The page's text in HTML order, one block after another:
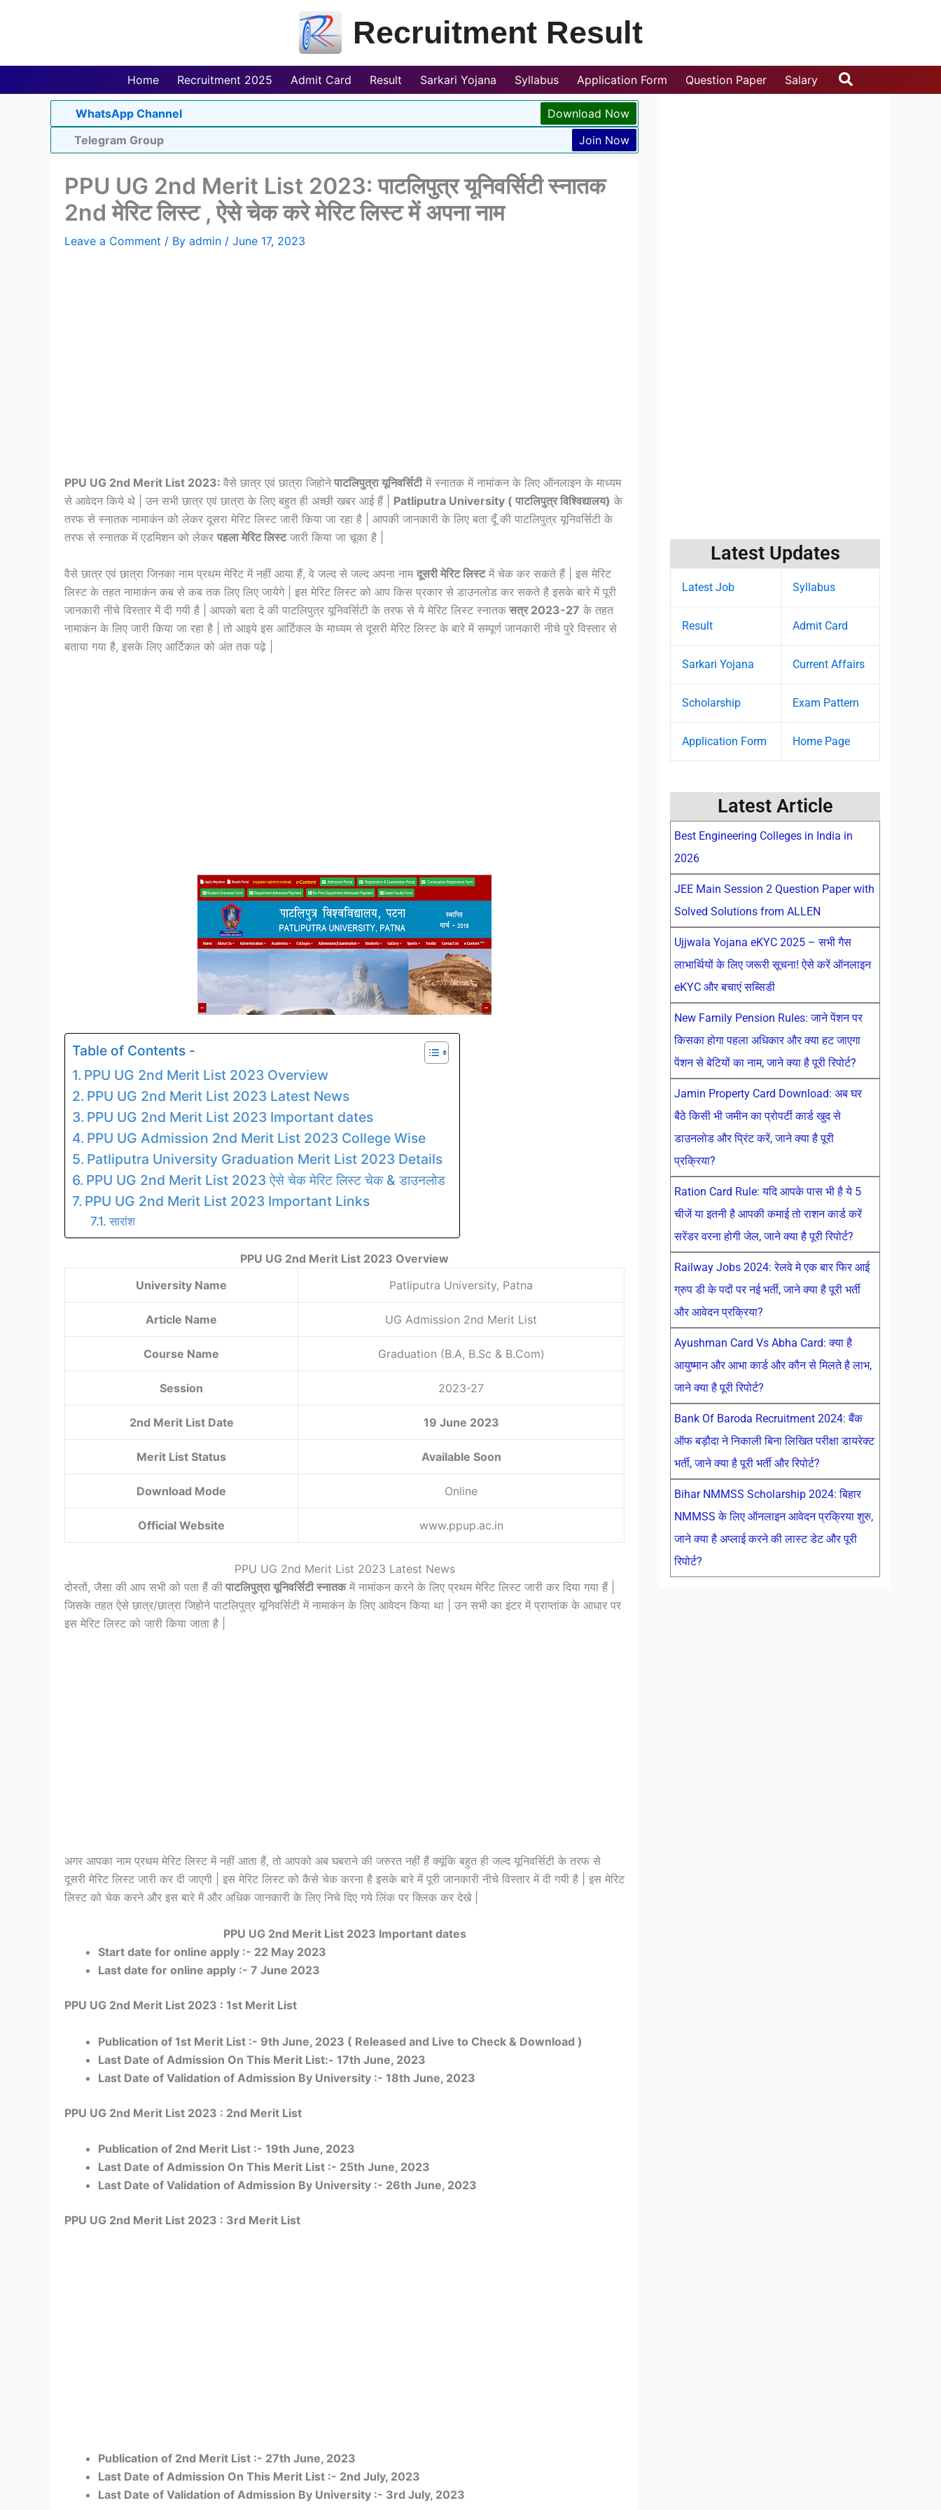
Recruitment Result
Home Recruitment 2025 Admit Card Result Sarkari Yojana Syllabus Application Form Question Paper Salary Search
WhatsApp Channel
Download Now
Telegram Group
Join Now
PPU UG 2nd Merit List 2023: पाटलिपुत्र यूनिवर्सिटी स्नातक
2nd मेरिट लिस्ट , ऐसे चेक करे मेरिट लिस्ट में अपना नाम
Leave a Comment / By admin / June 17, 2023
PPU UG 2nd Merit List 2023: वैसे छात्र एवं छात्रा जिहोनेपाटलिपुत्रा यूनिवर्सिटीमें स्नातक में नामांकन के लिए ऑनलाइन के माध्यम
से आवेदन किये थे | उन सभी छात्र एवं छात्रा के लिए बहुत ही अच्छी खबर आई हैं | Patliputra University ( पाटलिपुत्र विश्विद्यालय) के
तरफ से स्नातक नामाकंन को लेकर दूसरा मेरिट लिस्ट जारी किया जा रहा है | आपकी जानकारी के लिए बता दूँ की पाटलिपुत्र यूनिवर्सिटी के
तरफ से स्नातक में एडमिशन को लेकर पहला मेरिट लिस्टजारी किया जा चूका है |
वैसे छात्र एवं छात्रा जिनका नाम प्रथम मेरिट में नहीं आया हैं, वे जल्द से जल्द अपना नाम दूसरी मेरिट लिस्टमें चेक कर सकते हैं | इस मेरिट
लिस्ट के तहत नामाकंन कब से कब तक लिए लिए जायेगे | इस मेरिट लिस्ट को आप किस प्रकार से डाउनलोड कर सकते है इसके बारे में पूरी
जानकारी नीचे विस्तार में दी गयी है | आपको बता दे की पाटलिपुत्र यूनिवर्सिटी के तरफ से ये मेरिट लिस्ट स्नातक सत्र 2023-27 के तहत
नामाकंन के लिए जारी किया जा रहा है | तो आइये इस आर्टिकल के माध्यम से दूसरी मेरिट लिस्ट के बारे में सम्पूर्ण जानकारी नीचे पुरे विस्तार से
बताया गया है, इसके लिए आर्टिकल को अंत तक पढ़े |
Table of Contents -
PPU UG 2nd Merit List 2023 Overview
PPU UG 2nd Merit List 2023 Latest News
PPU UG 2nd Merit List 2023 Important dates
PPU UG Admission 2nd Merit List 2023 College Wise
Patliputra University Graduation Merit List 2023 Details
PPU UG 2nd Merit List 2023 ऐसे चेक मेरिट लिस्ट चेक & डाउनलोड
PPU UG 2nd Merit List 2023 Important Links
सारांश
PPU UG 2nd Merit List 2023 Overview
University Name
Patliputra University, Patna
Article Name UG Admission 2nd Merit List
Course Name Graduation (B.A, B.Sc & B.Com)
Session 2023-27
2nd Merit List Date 19 June 2023
Merit List Status Available Soon
Download Mode Online
Official Website www.ppup.ac.in
PPU UG 2nd Merit List 2023 Latest News
दोस्तों, जैसा की आप सभी को पता हैं की पाटलिपुत्रा यूनिवर्सिटी स्नातकमें नामांकन करने के लिए प्रथम मेरिट लिस्ट जारी कर दिया गया हैं |
जिसके तहत ऐसे छात्र/छात्रा जिहोने पाटलिपुत्र यूनिवर्सिटी में नामाकंन के लिए आवेदन किया था | उन सभी का इंटर में प्राप्तांक के आधार पर
इस मेरिट लिस्ट को जारी किया जाता है |
अगर आपका नाम प्रथम मेरिट लिस्ट में नहीं आता हैं, तो आपको अब घबराने की जरुरत नहीं हैं क्यूंकि बहुत ही जल्द यूनिवर्सिटी के तरफ से
दूसरी मेरिट लिस्ट जारी कर दी जाएगी | इस मेरिट लिस्ट को कैसे चेक करना है इसके बारे में पूरी जानकारी नीचे विस्तार में दी गयी है | इस मेरिट
लिस्ट को चेक करने और इस बारे में और अधिक जानकारी के लिए निचे दिए गये लिंक पर क्लिक कर देखे |
PPU UG 2nd Merit List 2023 Important dates
Start date for online apply :- 22 May 2023
Last date for online apply :- 7 June 2023
PPU UG 2nd Merit List 2023 : 1st Merit List
Publication of 1st Merit List :- 9th June, 2023 ( Released and Live to Check & Download )
Last Date of Admission On This Merit List:- 17th June, 2023
Last Date of Validation of Admission By University :- 18th June, 2023
PPU UG 2nd Merit List 2023 : 2nd Merit List
Publication of 2nd Merit List :- 19th June, 2023
Last Date of Admission On This Merit List :- 25th June, 2023
Last Date of Validation of Admission By University :- 26th June, 2023
PPU UG 2nd Merit List 2023 : 3rd Merit List
Publication of 2nd Merit List :- 27th June, 2023
Last Date of Admission On This Merit List :- 2nd July, 2023
Last Date of Validation of Admission By University :- 3rd July, 2023
Latest Updates
Latest Job Syllabus
Result Admit Card
Sarkari Yojana Current Affairs
Scholarship Exam Pattern
Application Form Home Page
Latest Article
Best Engineering Colleges in India in
2026
JEE Main Session 2 Question Paper with
Solved Solutions from ALLEN
Ujjwala Yojana eKYC 2025 – सभी गैस
लाभार्थियों के लिए जरूरी सूचना! ऐसे करें ऑनलाइन
eKYC और बचाएं सब्सिडी
New Family Pension Rules: जाने पेंशन पर
किसका होगा पहला अधिकार और क्या हट जाएगा
पेंशन से बेटियों का नाम, जाने क्या है पूरी रिपोर्ट?
Jamin Property Card Download: अब घर
बैठे किसी भी जमीन का प्रोपर्टी कार्ड खुद से
डाउनलोड और प्रिंट करें, जाने क्या है पूरी
प्रक्रिया?
Ration Card Rule: यदि आपके पास भी है ये 5
चीजें या इतनी है आपकी कमाई तो राशन कार्ड करें
सरेंडर वरना होगी जेल, जाने क्या है पूरी रिपोर्ट?
Railway Jobs 2024: रेलवे मे एक बार फिर आई
ग्रुप डी के पदों पर नई भर्ती, जाने क्या है पूरी भर्ती
और आवेदन प्रक्रिया?
Ayushman Card Vs Abha Card: क्या है
आयुष्मान और आभा कार्ड और कौन से मिलते है लाभ,
जाने क्या है पूरी रिपोर्ट?
Bank Of Baroda Recruitment 2024: बैंक
ऑफ बड़ौदा ने निकाली बिना लिखित परीक्षा डायरेक्ट
भर्ती, जाने क्या है पूरी भर्ती और रिपोर्ट?
Bihar NMMSS Scholarship 2024: बिहार
NMMSS के लिए ऑनलाइन आवेदन प्रक्रिया शुरु,
जाने क्या है अप्लाई करने की लास्ट डेट और पूरी
रिपोर्ट?